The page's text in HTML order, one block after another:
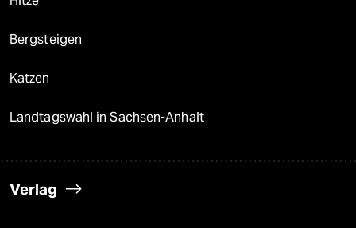
Bergsteigen
Katzen
Landtagswahl in Sachsen-Anhalt
Verlag